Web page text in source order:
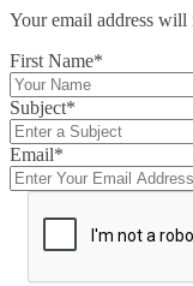
Your email address will
First Name*
Subject*
Email*